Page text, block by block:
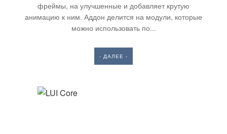
фреймы, на улучшенные и добавляет крутую
анимацию к ним. Аддон делится на модули, которые
можно использовать по...
- ДАЛЕЕ -